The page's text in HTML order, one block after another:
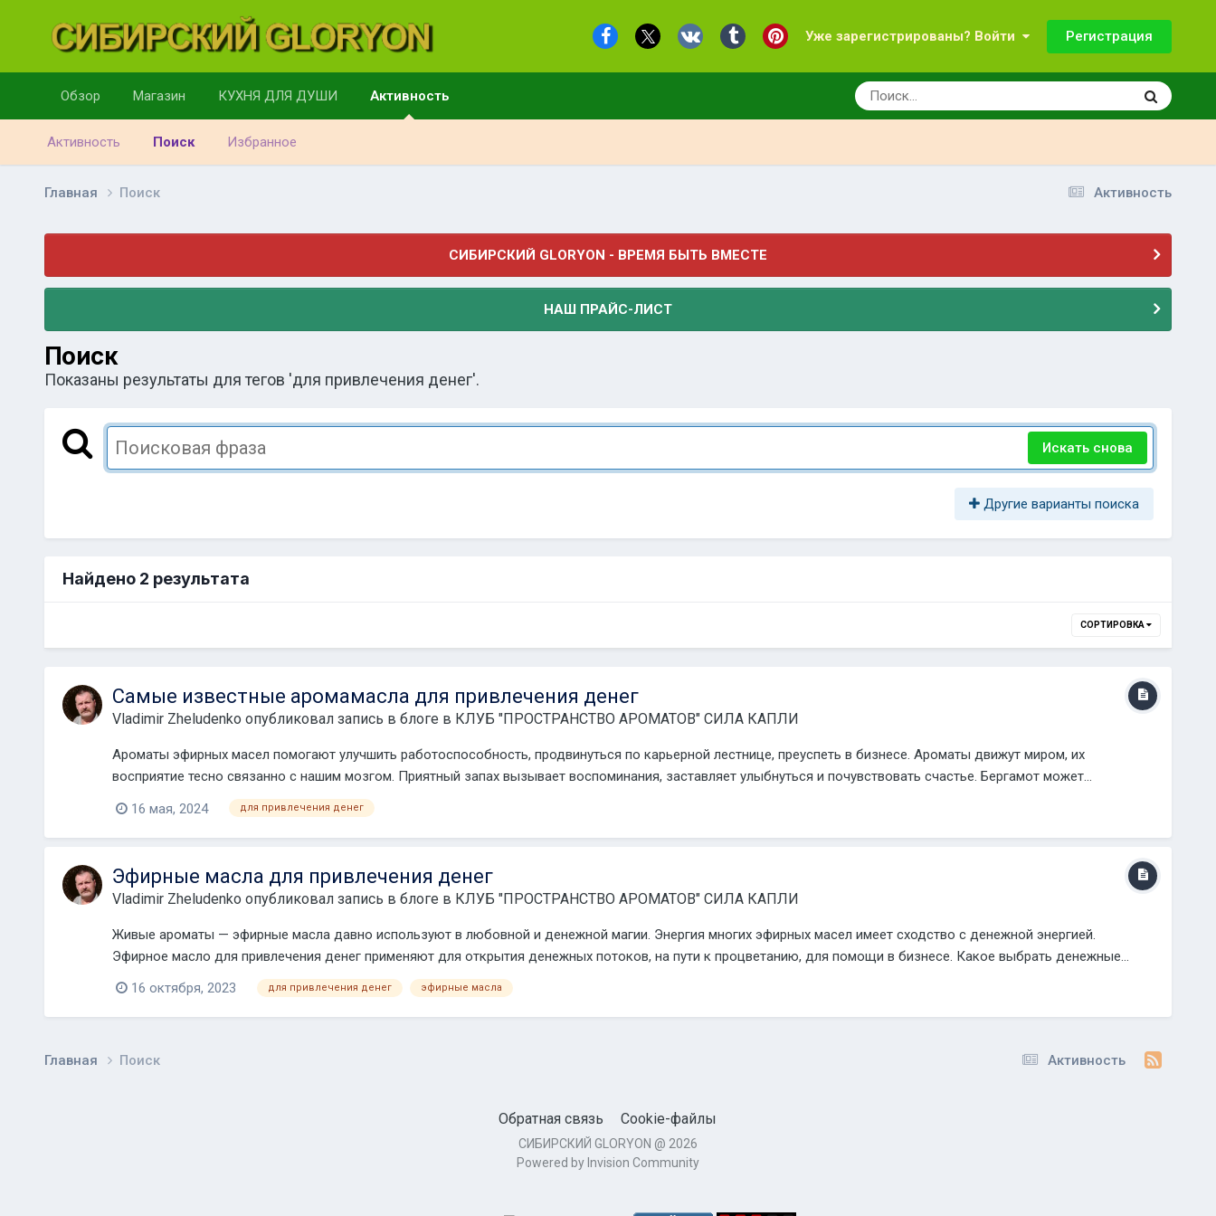
Уже зарегистрированы? Войти Регистрация
Обзор Магазин КУХНЯ ДЛЯ ДУШИ Активность
Активность Поиск Избранное
Активность
Главная Поиск
СИБИРСКИЙ GLORYON - ВРЕМЯ БЫТЬ ВМЕСТЕ
НАШ ПРАЙС-ЛИСТ
Поиск
Показаны результаты для тегов 'для привлечения денег'.
Искать снова
Другие варианты поиска
Найдено 2 результата
СОРТИРОВКА
Самые известные аромамасла для привлечения денег
Vladimir Zheludenko опубликовал запись в блоге в КЛУБ "ПРОСТРАНСТВО АРОМАТОВ" СИЛА КАПЛИ
Ароматы эфирных масел помогают улучшить работоспособность, продвинуться по карьерной лестнице, преуспеть в бизнесе. Ароматы движут миром, их
восприятие тесно связанно с нашим мозгом. Приятный запах вызывает воспоминания, заставляет улыбнуться и почувствовать счастье. Бергамот может...
16 мая, 2024
для привлечения денег
Эфирные масла для привлечения денег
Vladimir Zheludenko опубликовал запись в блоге в КЛУБ "ПРОСТРАНСТВО АРОМАТОВ" СИЛА КАПЛИ
Живые ароматы — эфирные масла давно используют в любовной и денежной магии. Энергия многих эфирных масел имеет сходство с денежной энергией.
Эфирное масло для привлечения денег применяют для открытия денежных потоков, на пути к процветанию, для помощи в бизнесе. Какое выбрать денежные...
16 октября, 2023
для привлечения денег эфирные масла
Активность
Главная Поиск
Обратная связь Cookie-файлы
СИБИРСКИЙ GLORYON @ 2026
Powered by Invision Community